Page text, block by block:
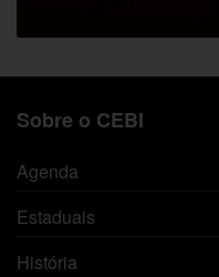
Sobre o CEBI
Agenda
Estaduais
História